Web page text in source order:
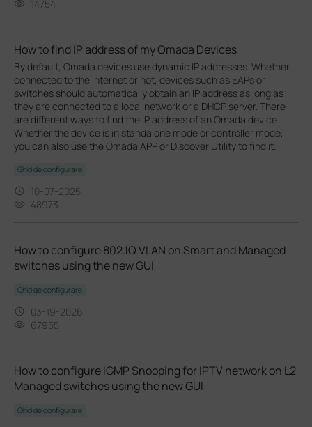
14754
How to find IP address of my Omada Devices
By default, Omada devices use dynamic IP addresses. Whether
connected to the internet or not, devices such as EAPs or
switches should automatically obtain an IP address as long as
they are connected to a local network or a DHCP server. There
are different ways to find the IP address of an Omada device.
Whether the device is in standalone mode or controller mode,
you can also use the Omada APP or Discover Utility to find it.
Ghid de configurare
10-07-2025
48973
How to configure 802.1Q VLAN on Smart and Managed
switches using the new GUI
Ghid de configurare
03-19-2026
67955
How to configure IGMP Snooping for IPTV network on L2
Managed switches using the new GUI
Ghid de configurare